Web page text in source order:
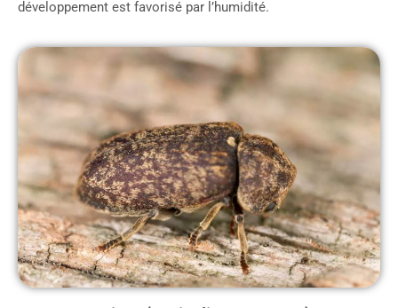
développement est favorisé par l’humidité.